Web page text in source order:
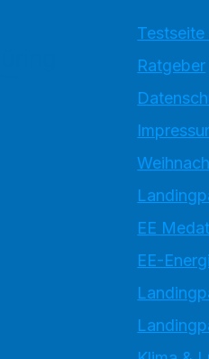
Testseite
Ratgeber
EE
EE-